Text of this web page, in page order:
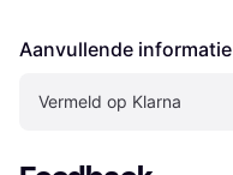
Aanvullende informatie
Vermeld op Klarna